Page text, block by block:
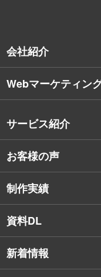
会社紹介
会社概要
デザイナー・エンジニ
社員保有資格
Webマーケティン
サービス紹介
戦略的Webサイト制作
インターネット広告
SNSコンサルティング
Webアプリケーション
お客様の声
制作実績
資料DL
新着情報